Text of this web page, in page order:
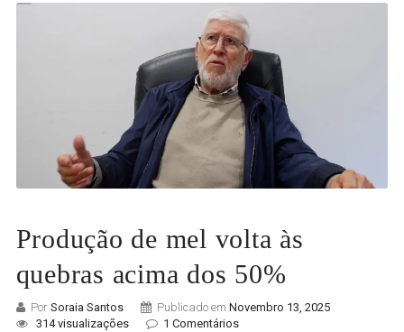
Produção de mel volta às
quebras acima dos 50%
Por Soraia Santos Publicado em Novembro 13, 2025
314 visualizações
1 Comentários